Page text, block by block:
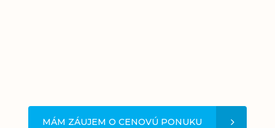
MÁM ZÁUJEM O CENOVÚ PONUKU